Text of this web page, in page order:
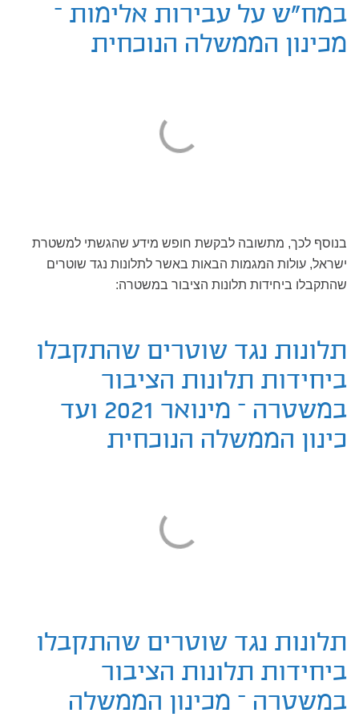
במח"ש על עבירות אלימות –
מכינון הממשלה הנוכחית
בנוסף לכך, מתשובה לבקשת חופש מידע שהגשתי למשטרת
ישראל, עולות המגמות הבאות באשר לתלונות נגד שוטרים
שהתקבלו ביחידות תלונות הציבור במשטרה:
תלונות נגד שוטרים שהתקבלו
ביחידות תלונות הציבור
במשטרה – מינואר 2021 ועד
כינון הממשלה הנוכחית
תלונות נגד שוטרים שהתקבלו
ביחידות תלונות הציבור
במשטרה – מכינון הממשלה